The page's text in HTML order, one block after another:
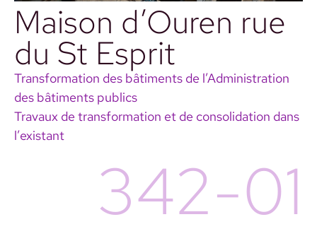
Maison d’Ouren rue
du St Esprit
Transformation des bâtiments de l’Administration
des bâtiments publics
Travaux de transformation et de consolidation dans
l’existant
342-01